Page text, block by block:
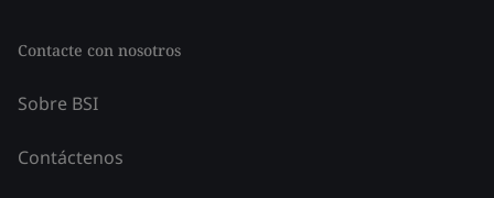
Contacte con nosotros
Sobre BSI
Contáctenos